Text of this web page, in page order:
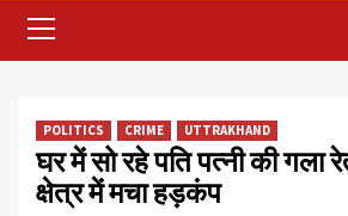
Menu
POLITICS CRIME UTTRAKHAND
घर में सो रहे पति पत्नी की गला
क्षेत्र में मचा हड़कंप